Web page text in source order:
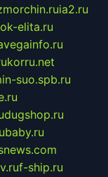
ia2.ru
elita.ru
korru.net
suo.spb.ru
dugshop.ru
f-ship.ru